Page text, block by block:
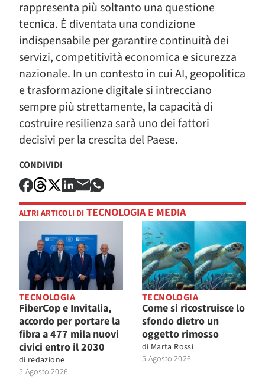
rappresenta più soltanto una questione
tecnica. È diventata una condizione
indispensabile per garantire continuità dei
servizi, competitività economica e sicurezza
nazionale. In un contesto in cui AI, geopolitica
e trasformazione digitale si intrecciano
sempre più strettamente, la capacità di
costruire resilienza sarà uno dei fattori
decisivi per la crescita del Paese.
CONDIVIDI
ALTRI ARTICOLI DI TECNOLOGIA E MEDIA
TECNOLOGIA
FiberCop e Invitalia,
accordo per portare la
fibra a 477 mila nuovi
civici entro il 2030
di redazione
5 Agosto 2026
TECNOLOGIA
Come si ricostruisce lo
sfondo dietro un
oggetto rimosso
di Marta Rossi
5 Agosto 2026